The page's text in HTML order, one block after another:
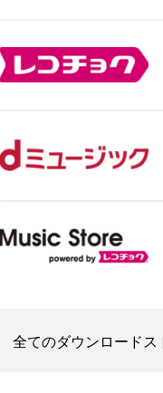
全てのダウンロードス